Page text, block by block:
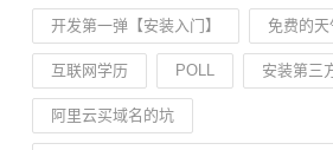
开发第一弹【安装入门】 免费的天
互联网学历 POLL 安装第三
阿里云买域名的坑